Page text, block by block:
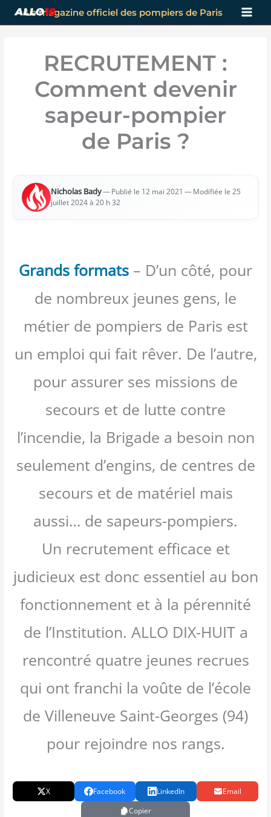
Aller
au
Le magazine officiel des pompiers de Paris
RECRUTEMENT :
Comment devenir
sapeur-pompier
de Paris ?
Nicho­las Bady— Publié le 12 mai 2021 — Modi­fiée le 25
juillet 2024 à 20 h 32
Grands formats – D’un côté, pour
de nombreux jeunes gens, le
métier de pompiers de Paris est
un emploi qui fait rêver. De l’autre,
pour assurer ses missions de
secours et de lutte contre
l’incendie, la Brigade a besoin non
seulement d’engins, de centres de
secours et de matériel mais
aussi… de sapeurs-pompiers.
Un recrutement efficace et
judicieux est donc essentiel au bon
fonctionnement et à la pérennité
de l’Institution. ALLO DIX-HUIT a
rencontré quatre jeunes recrues
qui ont franchi la voûte de l’école
de Villeneuve Saint-Georges (94)
pour rejoindre nos rangs.
X Facebook LinkedIn
Email
Copier